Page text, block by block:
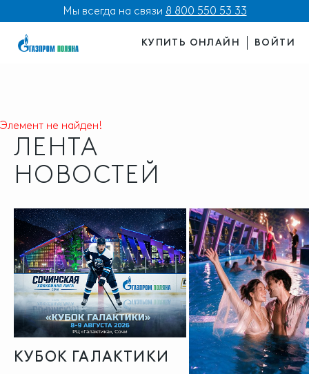
Мы всегда на связи 8 800 550 53 33
КУПИТЬ ОНЛАЙН ВОЙТИ
Элемент не найден!
ЛЕНТА
НОВОСТЕЙ
КУБОК ГАЛАКТИКИ